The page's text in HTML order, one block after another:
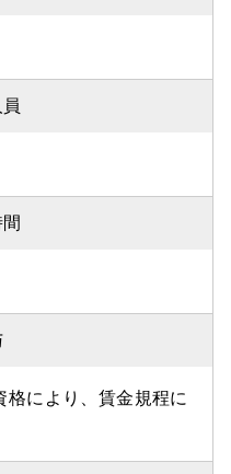
により、賃金規程に